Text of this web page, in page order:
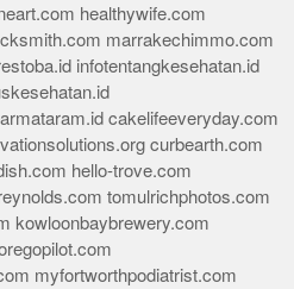
healthywife.com
marrakechimmo.com
infotentangkesehatan.id
cakelifeeveryday.com
curbearth.com
hello-trove.com
tomulrichphotos.com
kowloonbaybrewery.com
myfortworthpodiatrist.com